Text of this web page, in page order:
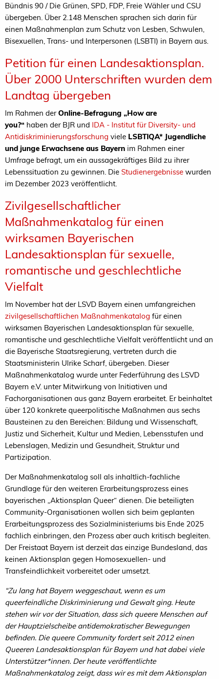
Bündnis 90 / Die Grünen, SPD, FDP, Freie Wähler und CSU
übergeben. Über 2.148 Menschen sprachen sich darin für
einen Maßnahmenplan zum Schutz von Lesben, Schwulen,
Bisexuellen, Trans- und Interpersonen (LSBTI) in Bayern aus.
Petition für einen Landesaktionsplan.
Über 2000 Unterschriften wurden dem
Landtag übergeben
Im Rahmen derOnline-Befragung „How are
you?“ haben der BJR und IDA - Institut für Diversity- und
Antidiskriminierungsforschung viele LSBTIQA* Jugendliche
und junge Erwachsene aus Bayern im Rahmen einer
Umfrage befragt, um ein aussagekräftiges Bild zu ihrer
Lebenssituation zu gewinnen. Die Studienergebnisse wurden
im Dezember 2023 veröffentlicht.
Zivilgesellschaftlicher
Maßnahmenkatalog für einen
wirksamen Bayerischen
Landesaktionsplan für sexuelle,
romantische und geschlechtliche
Vielfalt
Im November hat der LSVD Bayern einen umfangreichen
zivilgesellschaftlichen Maßnahmenkatalog für einen
wirksamen Bayerischen Landesaktionsplan für sexuelle,
romantische und geschlechtliche Vielfalt veröffentlicht und an
die Bayerische Staatsregierung, vertreten durch die
Staatsministerin Ulrike Scharf, übergeben. Dieser
Maßnahmenkatalog wurde unter Federführung des LSVD
Bayern e.V. unter Mitwirkung von Initiativen und
Fachorganisationen aus ganz Bayern erarbeitet. Er beinhaltet
über 120 konkrete queerpolitische Maßnahmen aus sechs
Bausteinen zu den Bereichen: Bildung und Wissenschaft,
Justiz und Sicherheit, Kultur und Medien, Lebensstufen und
Lebenslagen, Medizin und Gesundheit, Struktur und
Partizipation.
Der Maßnahmenkatalog soll als inhaltlich-fachliche
Grundlage für den weiteren Erarbeitungsprozess eines
bayerischen „Aktionsplan Queer“ dienen. Die beteiligten
Community-Organisationen wollen sich beim geplanten
Erarbeitungsprozess des Sozialministeriums bis Ende 2025
fachlich einbringen, den Prozess aber auch kritisch begleiten.
Der Freistaat Bayern ist derzeit das einzige Bundesland, das
keinen Aktionsplan gegen Homosexuellen- und
Transfeindlichkeit vorbereitet oder umsetzt.
“Zu lang hat Bayern weggeschaut, wenn es um
queerfeindliche Diskriminierung und Gewalt ging. Heute
stehen wir vor der Situation, dass sich queere Menschen auf
der Hauptzielscheibe antidemokratischer Bewegungen
befinden. Die queere Community fordert seit 2012 einen
Queeren Landesaktionsplan für Bayern und hat dabei viele
Unterstützer*innen. Der heute veröffentlichte
Maßnahmenkatalog zeigt, dass wir es mit dem Aktionsplan